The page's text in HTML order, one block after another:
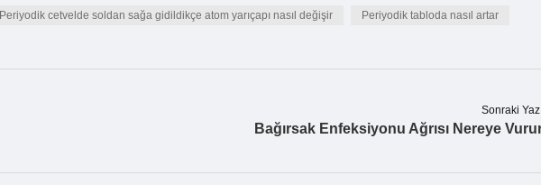
Periyodik cetvelde soldan sağa gidildikçe atom yarıçapı nasıl değişir Periyodik tabloda nasıl artar
Sonraki
Bağırsak Enfeksiyonu Ağrısı Nereye